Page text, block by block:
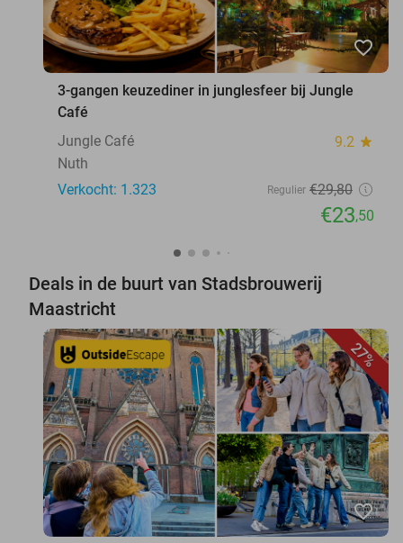
favorite_border
3-gangen keuzediner in junglesfeer bij Jungle
Café
Jungle Café
9.2 star
Nuth
Verkocht: 1.323
Regulier €29,80
€23,50
Deals in de buurt van Stadsbrouwerij
Maastricht
27%
favorite_border